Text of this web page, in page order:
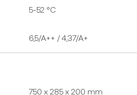
5-52 °C
6,5/A++ / 4,37/A+
750 x 285 x 200 mm